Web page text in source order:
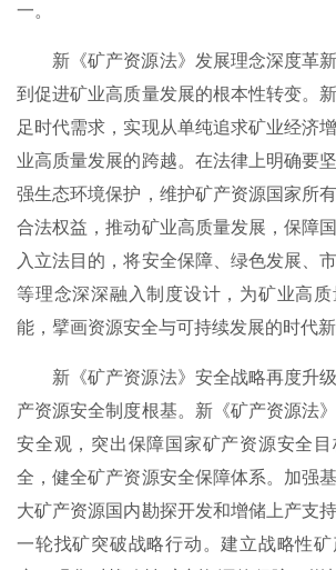
一。
新《矿产资源法》发展理念深度革
到促进矿业高质量发展的根本性转变。
足时代需求，实现从单纯追求矿业经济
业高质量发展的跨越。在法律上明确要
强生态环境保护，维护矿产资源国家所
合法权益，推动矿业高质量发展，保障
入立法目的，将安全保障、绿色发展、
等理念深深融入制度设计，为矿业高
能，擘画资源安全与可持续发展的时代新
新《矿产资源法》安全战略再度升
产资源安全制度根基。新《矿产资源法
安全观，突出保障国家矿产资源安全
全，健全矿产资源安全保障体系。加强
大矿产资源国内勘探开发和增储上产支
一轮找矿突破战略行动。建立战略性矿